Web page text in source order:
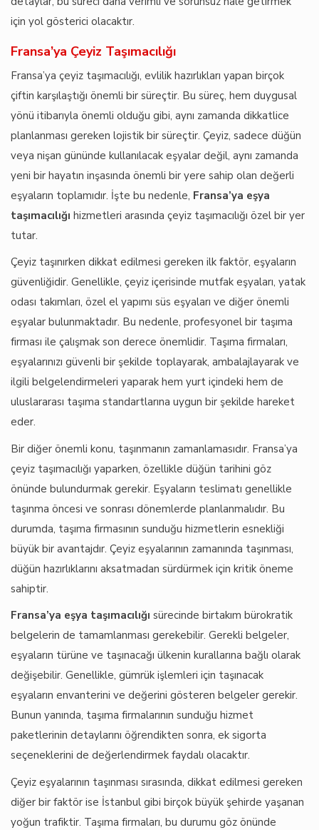
için yol gösterici olacaktır.
Fransa’ya Çeyiz Taşımacılığı
Fransa’ya çeyiz taşımacılığı, evlilik hazırlıkları yapan birçok
çiftin karşılaştığı önemli bir süreçtir. Bu süreç, hem duygusal
yönü itibarıyla önemli olduğu gibi, aynı zamanda dikkatlice
planlanması gereken lojistik bir süreçtir. Çeyiz, sadece düğün
veya nişan gününde kullanılacak eşyalar değil, aynı zamanda
yeni bir hayatın inşasında önemli bir yere sahip olan değerli
eşyaların toplamıdır. İşte bu nedenle, Fransa’ya eşya
taşımacılığı hizmetleri arasında çeyiz taşımacılığı özel bir yer
tutar.
Çeyiz taşınırken dikkat edilmesi gereken ilk faktör, eşyaların
güvenliğidir. Genellikle, çeyiz içerisinde mutfak eşyaları, yatak
odası takımları, özel el yapımı süs eşyaları ve diğer önemli
eşyalar bulunmaktadır. Bu nedenle, profesyonel bir taşıma
firması ile çalışmak son derece önemlidir. Taşıma firmaları,
eşyalarınızı güvenli bir şekilde toplayarak, ambalajlayarak ve
ilgili belgelendirmeleri yaparak hem yurt içindeki hem de
uluslararası taşıma standartlarına uygun bir şekilde hareket
eder.
Bir diğer önemli konu, taşınmanın zamanlamasıdır. Fransa’ya
çeyiz taşımacılığı yaparken, özellikle düğün tarihini göz
önünde bulundurmak gerekir. Eşyaların teslimatı genellikle
taşınma öncesi ve sonrası dönemlerde planlanmalıdır. Bu
durumda, taşıma firmasının sunduğu hizmetlerin esnekliği
büyük bir avantajdır. Çeyiz eşyalarının zamanında taşınması,
düğün hazırlıklarını aksatmadan sürdürmek için kritik öneme
sahiptir.
Fransa’ya eşya taşımacılığı sürecinde birtakım bürokratik
belgelerin de tamamlanması gerekebilir. Gerekli belgeler,
eşyaların türüne ve taşınacağı ülkenin kurallarına bağlı olarak
değişebilir. Genellikle, gümrük işlemleri için taşınacak
eşyaların envanterini ve değerini gösteren belgeler gerekir.
Bunun yanında, taşıma firmalarının sunduğu hizmet
paketlerinin detaylarını öğrendikten sonra, ek sigorta
seçeneklerini de değerlendirmek faydalı olacaktır.
Çeyiz eşyalarının taşınması sırasında, dikkat edilmesi gereken
diğer bir faktör ise İstanbul gibi birçok büyük şehirde yaşanan
yoğun trafiktir. Taşıma firmaları, bu durumu göz önünde